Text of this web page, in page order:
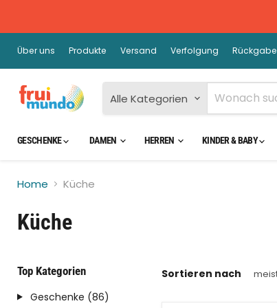
Über uns Produkte Versand Verfolgung Rückgabe
Alle Kategorien
GESCHENKE DAMEN HERREN KINDER & BABY
Home Küche
Küche
Top Kategorien
Geschenke (86)
Sortieren nach